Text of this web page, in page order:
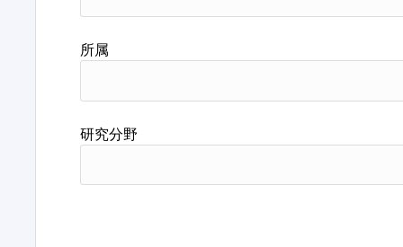
所属
研究分野